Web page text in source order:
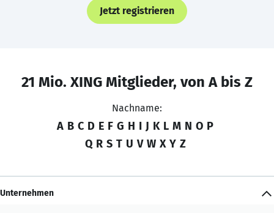
Jetzt registrieren
21 Mio. XING Mitglieder, von A bis Z
Nachname:
A B C D E F G H I J K L M N O P
Q R S T U V W X Y Z
Unternehmen